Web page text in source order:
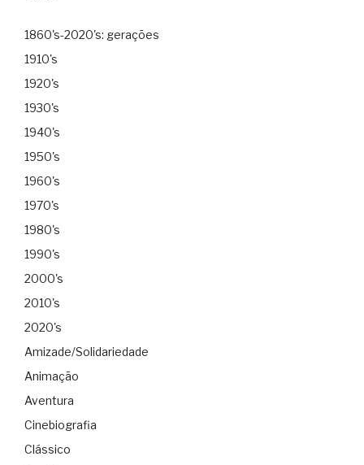
1860's-2020's: gerações
1910's
1920's
1930's
1940's
1950's
1960's
1970's
1980's
1990's
2000's
2010's
2020's
Amizade/Solidariedade
Animação
Aventura
Cinebiografia
Clássico